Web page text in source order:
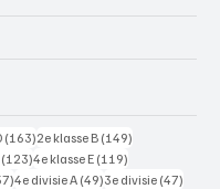
(163)163 posts
2e klasse B (149)
(123)123 posts
4e klasse E (119)
57 posts
4e divisie A (49)49 posts
3e divisie (47)